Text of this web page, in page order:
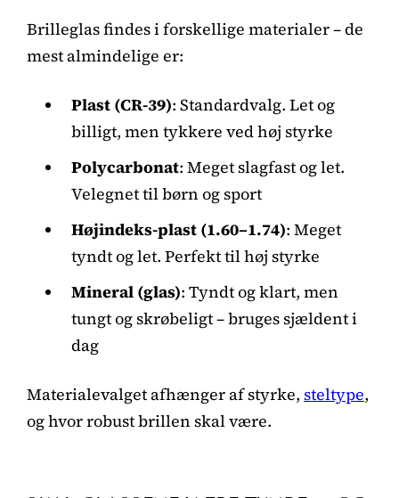
Brilleglas findes i forskellige materialer – de
mest almindelige er:
Plast (CR-39): Standardvalg. Let og
billigt, men tykkere ved høj styrke
Polycarbonat: Meget slagfast og let.
Velegnet til børn og sport
Højindeks-plast (1.60–1.74): Meget
tyndt og let. Perfekt til høj styrke
Mineral (glas): Tyndt og klart, men
tungt og skrøbeligt – bruges sjældent i
dag
Materialevalget afhænger af styrke, steltype,
og hvor robust brillen skal være.